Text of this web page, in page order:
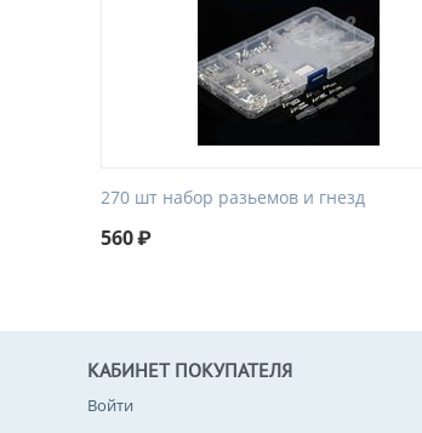
270 шт набор разьемов и гнезд
560₽
КАБИНЕТ ПОКУПАТЕЛЯ
Войти